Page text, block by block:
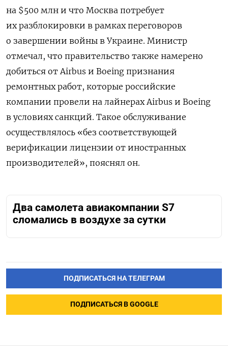
на $500 млн и что Москва потребует
их разблокировки в рамках переговоров
о завершении войны в Украине. Министр
отмечал, что правительство также намерено
добиться от Airbus и Boeing признания
ремонтных работ, которые российские
компании провели на лайнерах Airbus и Boeing
в условиях санкций. Такое обслуживание
осуществлялось «без соответствующей
верификации лицензии от иностранных
производителей», пояснял он.
Два самолета авиакомпании S7
сломались в воздухе за сутки
ПОДПИСАТЬСЯ НА ТЕЛЕГРАМ
ПОДПИСАТЬСЯ В GOOGLE